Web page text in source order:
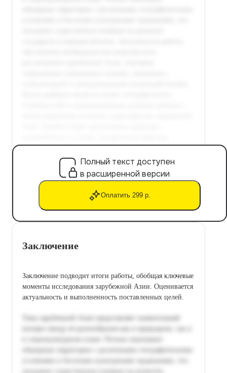
Полный текст доступен
в расширенной версии
Оплатить 299 р.
Заключение
Заключение подводит итоги работы, обобщая ключевые
моменты исследования зарубежной Азии. Оценивается
актуальность и выполненность поставленных целей.